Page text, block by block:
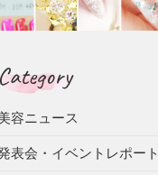
容ニュース
表会・イベントレポート